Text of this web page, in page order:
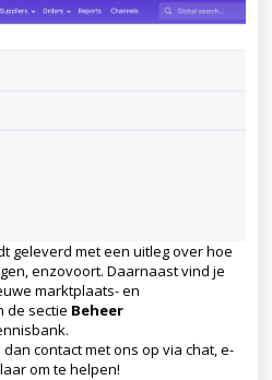
geleverd met een uitleg over hoe
enzovoort. Daarnaast vind je
marktplaats- en
de sectie Beheer
contact met ons op via chat, e-
om te helpen!